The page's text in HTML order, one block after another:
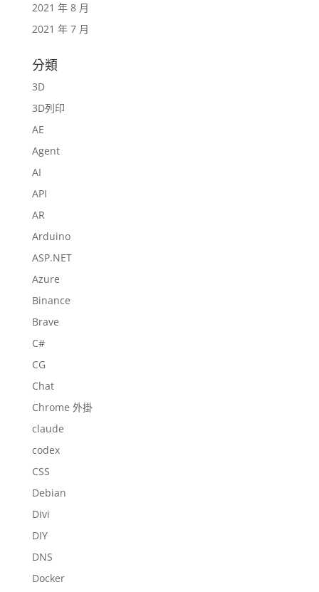
2021 年 8 月
2021 年 7 月
分類
3D
3D列印
AE
Agent
AI
API
AR
Arduino
ASP.NET
Azure
Binance
Brave
C#
CG
Chat
Chrome 外掛
claude
codex
CSS
Debian
Divi
DIY
DNS
Docker